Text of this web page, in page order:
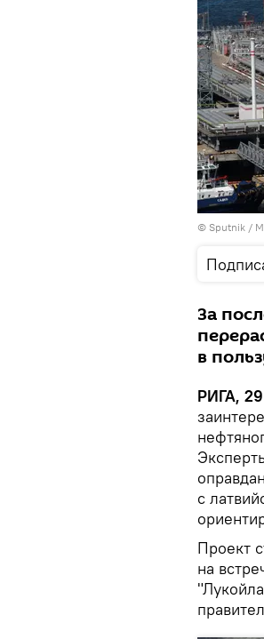
© Sputnik /
За
в
РИГА,
с
Проект
на